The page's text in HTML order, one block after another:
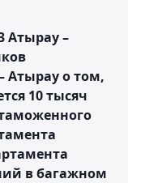
Атырау –
Атырау о том,
10 тысяч
в багажном